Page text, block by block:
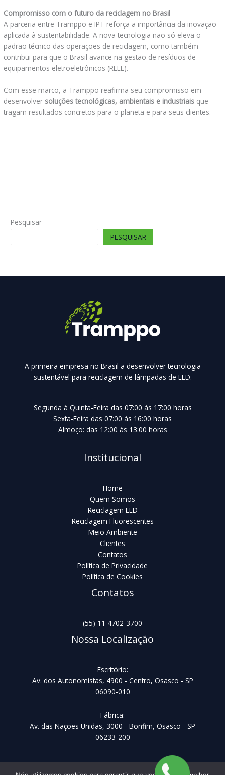
Compromisso com o futuro da reciclagem no Brasil
A parceria entre Tramppo e IPT reforça a importância da inovação
aplicada à sustentabilidade. A nova tecnologia não só eleva o
padrão técnico das operações de reciclagem, como também
contribui para que o Brasil avance na gestão de resíduos de
equipamentos eletroeletrônicos (REEE).
Com esse marco, a Tramppo reafirma seu compromisso em
desenvolver soluções tecnológicas, ambientais e industriais que
tragam resultados concretos para o planeta e para seus clientes.
Pesquisar
PESQUISAR
A primeira empresa no Brasil a desenvolver tecnologia
sustentável para reciclagem de lâmpadas de LED.
Segunda à Quinta-Feira das 07:00 às 17:00 horas
Sexta-Feira das 07:00 às 16:00 horas
Almoço: das 12:00 às 13:00 horas
Institucional
Home
Quem Somos
Reciclagem LED
Reciclagem Fluorescentes
Meio Ambiente
Clientes
Contatos
Política de Privacidade
Política de Cookies
Contatos
(55) 11 4702-3700
Nossa Localização
Escritório:
Av. dos Autonomistas, 4900 - Centro, Osasco - SP
06090-010
Fábrica:
Av. das Nações Unidas, 3000 - Bonfim, Osasco - SP
06233-200